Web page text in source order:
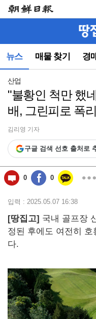
뉴스 매물 찾기 경
뉴
(컨
동)
산업
"불황인 척만 했
배, 그린피로 폭
김리영 기자
구글 검색 선호 출처로
0 0
입력 : 2025.05.07 16:38
[땅집고] 국내 골프장
정된 후에도 여전히
다.